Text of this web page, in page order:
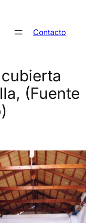
Contacto
(Fuente